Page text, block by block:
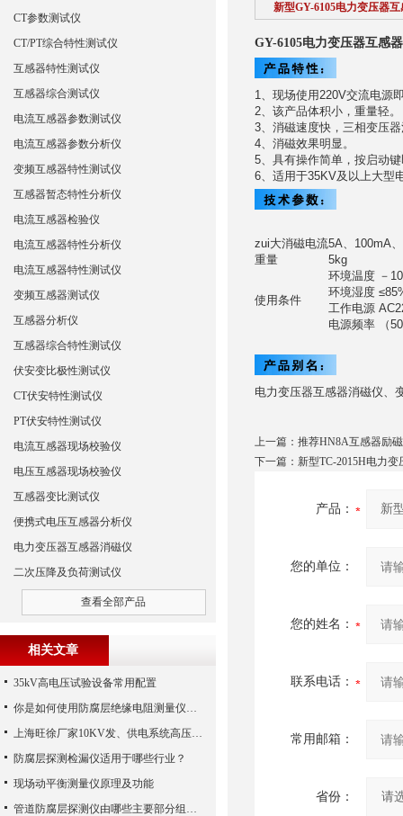
新型GY-6105电力变压器
GY-6105电力变压器互感
1、现场使用220V交流电源
2、该产品体积小，重量轻。
3、消磁速度快，三相变压
4、消磁效果明显。
5、具有操作简单，按启动
6、适用于35KV及以上大型
zui大消磁电流5A、100mA
重量
5kg
使用条件
环境温度 －
环境湿度
工作电源
电源频率 （
电力变压器互感器消磁仪、
上一篇： 推荐HN8A互感器励
下一篇： 新型TC-2015H电力
产品：
您的单位：
您的姓名：
联系电话：
常用邮箱：
省份：
CT参数测试仪
CT/PT综合特性测试仪
互感器特性测试仪
互感器综合测试仪
电流互感器参数测试仪
电流互感器参数分析仪
变频互感器特性测试仪
互感器暂态特性分析仪
电流互感器检验仪
电流互感器特性分析仪
电流互感器特性测试仪
变频互感器测试仪
互感器分析仪
互感器综合特性测试仪
伏安变比极性测试仪
CT伏安特性测试仪
PT伏安特性测试仪
电流互感器现场校验仪
电压互感器现场校验仪
互感器变比测试仪
便携式电压互感器分析仪
电力变压器互感器消磁仪
二次压降及负荷测试仪
查看全部产品
相关文章
35kV高电压试验设备常用配置
你是如何使用防腐层绝缘电阻测量仪的呢？
上海旺徐厂家10KV发、供电系统高压试验设备的配置
防腐层探测检漏仪适用于哪些行业？
现场动平衡测量仪原理及功能
管道防腐层探测仪由哪些主要部分组成？